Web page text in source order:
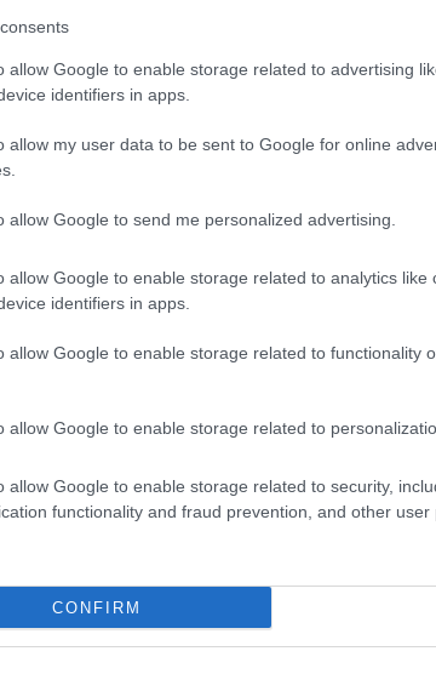
allow Google to enable storage related to advertising
identifiers in apps.
allow my user data to be sent to Google for online
allow Google to send me personalized advertising.
allow Google to enable storage related to analytics like
identifiers in apps.
allow Google to enable storage related to functionality
allow Google to enable storage related to
allow Google to enable storage related to security,
functionality and fraud prevention, and other user
CONFIRM
ελληνικά πληρώματα. Τέλος, στην
συγκεκριμένα σε αυτά του Σάββα
δοκιμασία του ΕΚΟ Ράλλυ
Θεών» υπήρχε η δράση της
εκκίνηση της, δίπλα στην Super
Παλαιό Φάληρο, η
κόσμο.
ηBetssonυποδέχθηκε τον
αθλητισμού στο Fanzone
μέσω της πλατφόρμας του Video
μοναδικά βίντεο και τα
βίντεό τους στα μέσα κοινωνικής
διαγωνισμό!